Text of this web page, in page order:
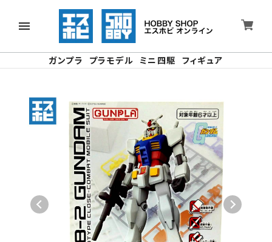
ガンプラ プラモデル ミニ四駆 フィギュア